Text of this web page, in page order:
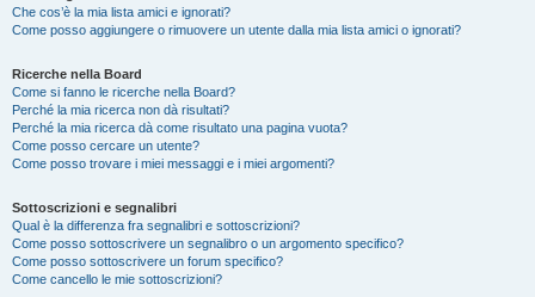
Che cos’è la mia lista amici e ignorati?
Come posso aggiungere o rimuovere un utente dalla mia lista amici o ignorati?
Ricerche nella Board
Come si fanno le ricerche nella Board?
Perché la mia ricerca non dà risultati?
Perché la mia ricerca dà come risultato una pagina vuota?
Come posso cercare un utente?
Come posso trovare i miei messaggi e i miei argomenti?
Sottoscrizioni e segnalibri
Qual è la differenza fra segnalibri e sottoscrizioni?
Come posso sottoscrivere un segnalibro o un argomento specifico?
Come posso sottoscrivere un forum specifico?
Come cancello le mie sottoscrizioni?